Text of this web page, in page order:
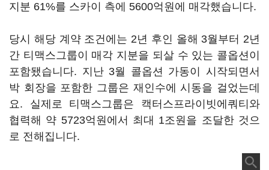
지분 61%를 스카이 측에 5600억원에 매각했습니다.
당시 해당 계약 조건에는 2년 후인 올해 3월부터 2년
간 티맥스그룹이 매각 지분을 되살 수 있는 콜옵션이
포함됐습니다. 지난 3월 콜옵션 가동이 시작되면서
박 회장을 포함한 그룹은 재인수에 시동을 걸었는데
요. 실제로 티맥스그룹은 캑터스프라이빗에쿼티와
협력해 약 5723억원에서 최대 1조원을 조달한 것으
로 전해집니다.